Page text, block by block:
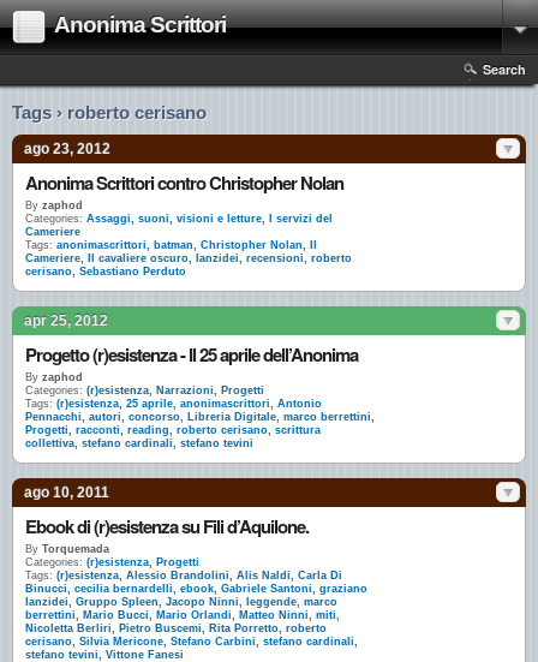
Anonima Scrittori
Search
Tags › roberto cerisano
ago 23, 2012
Anonima Scrittori contro Christopher Nolan
By zaphod
Categories: Assaggi, suoni, visioni e letture,
I servizi del
Cameriere
Tags: anonimascrittori, batman, Christopher Nolan,
Cameriere, Il cavaliere oscuro, lanzidei, recensioni, roberto
cerisano, Sebastiano Perduto
apr 25, 2012
Progetto (r)esistenza - Il 25 aprile dell’Anonima
By zaphod
Categories: (r)esistenza, Narrazioni, Progetti
Tags: (r)esistenza, 25 aprile, anonimascrittori, Antonio
Pennacchi, autori, concorso, Libreria Digitale, marco berrettini,
Progetti, racconti, reading, roberto cerisano, scrittura
collettiva, stefano cardinali, stefano tevini
ago 10, 2011
Ebook di (r)esistenza su Fili d’Aquilone.
By Torquemada
Categories: (r)esistenza, Progetti
Tags: (r)esistenza, Alessio Brandolini, Alis Naldi, Carla Di
Binucci, cecilia bernardelli, ebook, Gabriele Santoni, graziano
lanzidei, Gruppo Spleen, Jacopo Ninni, leggende, marco
berrettini, Mario Bucci, Mario Orlandi, Matteo Ninni, miti,
Nicoletta Berliri, Pietro Buscemi, Rita Porretto, roberto
cerisano, Silvia Mericone, Stefano Carbini, stefano cardinali,
stefano tevini, Vittone Fanesi